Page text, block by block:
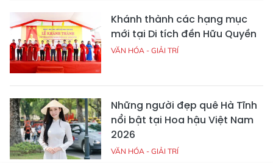
Khánh thành các hạng mục
mới tại Di tích đền Hữu Quyền
VĂN HÓA - GIẢI TRÍ
Những người đẹp quê Hà Tĩnh
nổi bật tại Hoa hậu Việt Nam
2026
VĂN HÓA - GIẢI TRÍ